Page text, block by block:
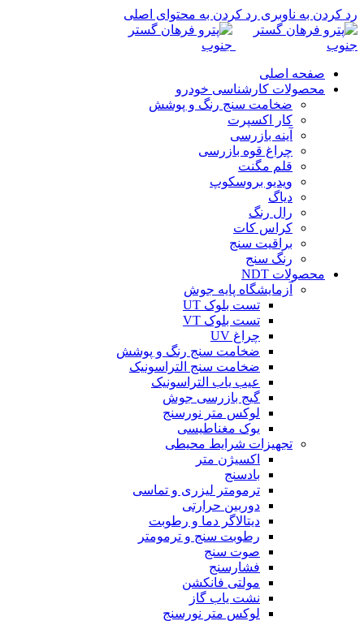
رد کردن به ناوبری رد کردن به محتوای اصلی
صفحه اصلی
محصولات کارشناسی خودرو
ضخامت سنج رنگ و پوشش
کار اکسپرت
آینه بازرسی
چراغ قوه بازرسی
قلم مگنت
ویدیو بروسکوپ
دیاگ
رال رنگ
کراس کات
براقیت سنج
رنگ سنج
محصولات NDT
آزمایشگاه پایه جوش
تست بلوک UT
تست بلوک VT
چراغ UV
ضخامت سنج رنگ و پوشش
ضخامت سنج التراسونیک
عیب یاب التراسونیک
گیج بازرسی جوش
لوکس متر نورسنج
یوک مغناطیسی
تجهیزات شرایط محیطی
اکسیژن متر
بادسنج
ترمومتر لیزری و تماسی
دوربین حرارتی
دیتالاگر دما و رطوبت
رطوبت سنج و ترمومتر
صوت سنج
فشارسنج
مولتی فانکشن
نشت یاب گاز
لوکس متر نورسنج